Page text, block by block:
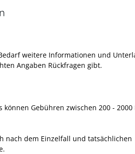
weitere Informationen und
Angaben Rückfragen gibt.
können Gebühren zwischen 200 - 2000
nach dem Einzelfall und tatsächlichen